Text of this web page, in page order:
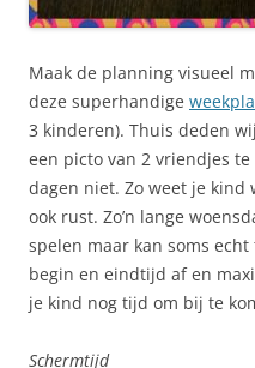
Maak de planning visueel
deze superhandige
3 kinderen). Thuis deden
een picto van 2 vriendjes
dagen niet. Zo weet je kind
ook rust. Zo’n lange
spelen maar kan soms
begin en eindtijd af en
je kind nog tijd om bij te
Schermtijd